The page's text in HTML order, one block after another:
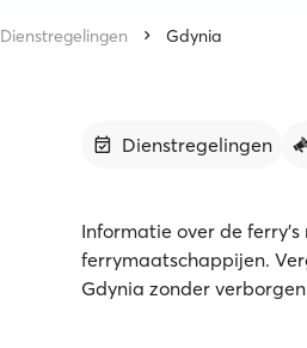
Dienstregelingen Gdynia
Dienstregelingen
Informatie over de
ferrymaatschappijen.
Gdynia zonder